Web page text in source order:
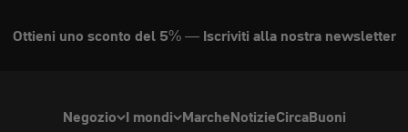
Ottieni uno sconto del 5% — Iscriviti alla nostra newsletter
Negozio I mondi MarcheNotizieCircaBuoni